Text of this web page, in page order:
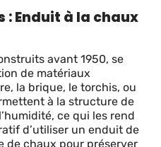
: Enduit à la chaux
avant 1950, se
de matériaux
la brique, le torchis, ou
à la structure de
ce qui les rend
d’utiliser un enduit de
de chaux pour préserver